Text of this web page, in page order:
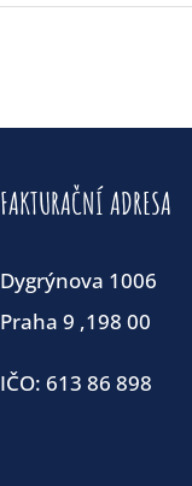
FAKTURAČNÍ ADRESA
Dygrýnova 1006
Praha 9 ,198 00
IČO: 613 86 898